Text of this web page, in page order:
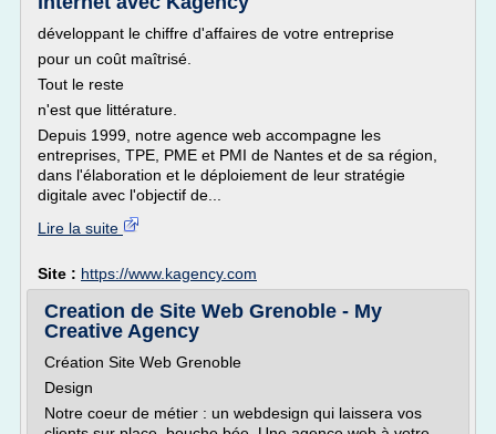
développant le chiffre d'affaires de votre entreprise
pour un coût maîtrisé.
Tout le reste
n'est que littérature.
Depuis 1999, notre agence web accompagne les
entreprises, TPE, PME et PMI de Nantes et de sa région,
dans l'élaboration et le déploiement de leur stratégie
digitale avec l'objectif de...
Lire la suite
Site : https://www.kagency.com
Creation de Site Web Grenoble - My
Creative Agency
Création Site Web Grenoble
Design
Notre coeur de métier : un webdesign qui laissera vos